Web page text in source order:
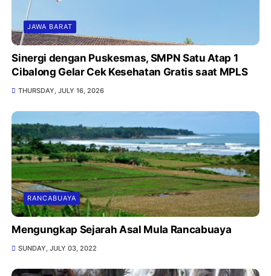
JAWA BARAT
Sinergi dengan Puskesmas, SMPN Satu Atap 1
Cibalong Gelar Cek Kesehatan Gratis saat MPLS
THURSDAY, JULY 16, 2026
RANCABUAYA
Mengungkap Sejarah Asal Mula Rancabuaya
SUNDAY, JULY 03, 2022